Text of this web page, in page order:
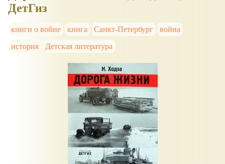
ДетГиз
книги о войне книга Санкт-Петербург
война
история
Детская литература